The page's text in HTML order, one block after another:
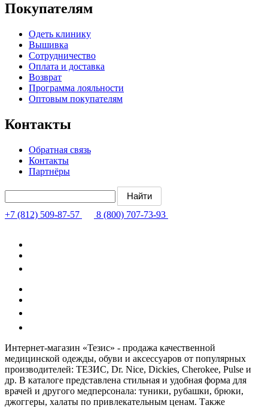
Покупателям
Одеть клинику
Вышивка
Сотрудничество
Оплата и доставка
Возврат
Программа лояльности
Оптовым покупателям
Контакты
Обратная связь
Контакты
Партнёры
+7 (812) 509-87-57 8 (800) 707-73-93
Интернет-магазин «Тезис» - продажа качественной
медицинской одежды, обуви и аксессуаров от популярных
производителей: ТЕЗИС, Dr. Nice, Dickies, Cherokee, Pulse и
др. В каталоге представлена стильная и удобная форма для
врачей и другого медперсонала: туники, рубашки, брюки,
джоггеры, халаты по привлекательным ценам. Также